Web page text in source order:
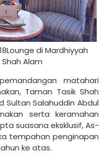
di Mardhiyyah
Alam
matahari
Taman Tasik Shah
Sultan Salahuddin Abdul
serta keramahan
suasana eksklusif, As-
tempahan penginapan
ke atas.